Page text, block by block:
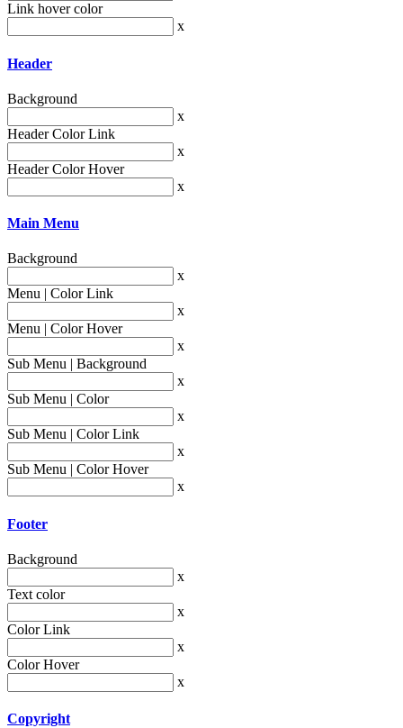
Link hover color
x
Header
Background
x
Header Color Link
x
Header Color Hover
x
Main Menu
Background
x
Menu | Color Link
x
Menu | Color Hover
x
Sub Menu | Background
x
Sub Menu | Color
x
Sub Menu | Color Link
x
Sub Menu | Color Hover
x
Footer
Background
x
Text color
x
Color Link
x
Color Hover
x
Copyright